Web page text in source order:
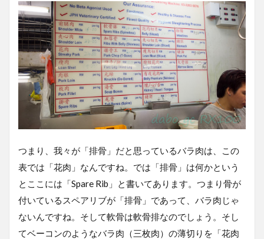
つまり、我々が「排骨」だと思っているバラ肉は、この
表では「花肉」なんですね。では「排骨」は何かという
とここには「Spare Rib」と書いてあります。つまり骨が
付いているスペアリブが「排骨」であって、バラ肉じゃ
ないんですね。そして軟骨は軟骨排なのでしょう。そし
てベーコンのようなバラ肉（三枚肉）の薄切りを「花肉